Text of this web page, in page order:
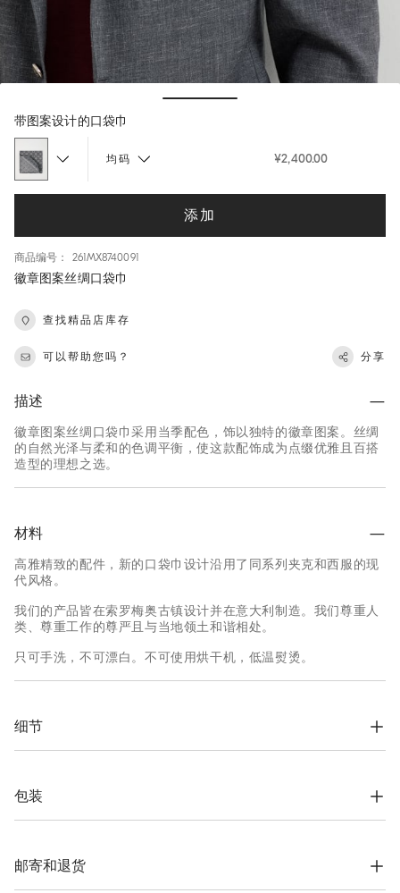
带图案设计的口袋巾
均码 ¥2,400.00
添加
商品编号： 261MX8740091
徽章图案丝绸口袋巾
查找精品店库存
可以帮助您吗？ 分享
描述
徽章图案丝绸口袋巾采用当季配色，饰以独特的徽章图案。丝绸
的自然光泽与柔和的色调平衡，使这款配饰成为点缀优雅且百搭
造型的理想之选。
材料
高雅精致的配件，新的口袋巾设计沿用了同系列夹克和西服的现
代风格。
我们的产品皆在索罗梅奥古镇设计并在意大利制造。我们尊重人
类、尊重工作的尊严且与当地领土和谐相处。
只可手洗，不可漂白。不可使用烘干机，低温熨烫。
细节
100% 真丝
包装
料制作，整个包装设计基于自立结构，可以用于储存和再使用，
并可平整存放在非常小的空间。
邮寄和退货